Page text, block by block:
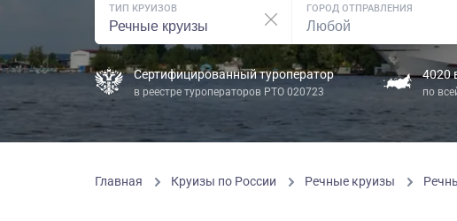
ТИП КРУИЗОВ ГОРОД ОТПРАВЛЕНИЯ
Сертифицированный туроператор
в реестре туроператоров РТО 020723
4020
по
Главная Круизы по России Речные круизы